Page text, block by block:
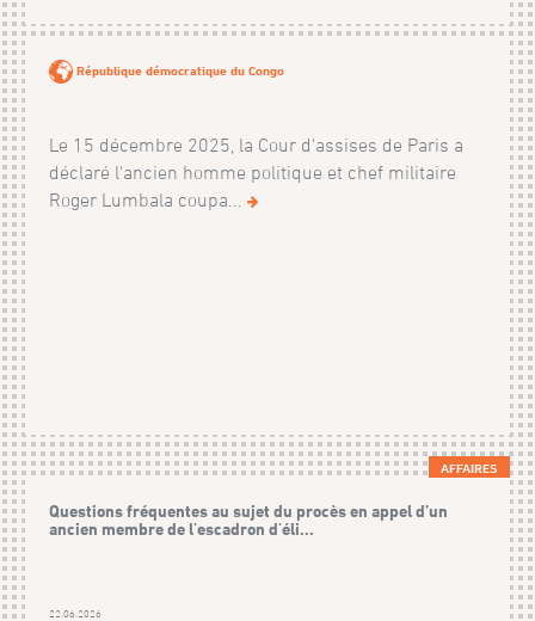
République démocratique du Congo
Le 15 décembre 2025, la Cour d'assises de Paris a
déclaré l'ancien homme politique et chef militaire
Roger Lumbala coupa...
AFFAIRES
Questions fréquentes au sujet du procès en appel d’un
ancien membre de l'escadron d'éli...
22.06.2026